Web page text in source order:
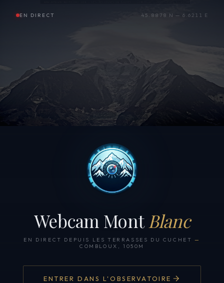
EN DIRECT 45.8878 N — 6.6211 E
Webcam Mont Blanc
EN DIRECT DEPUIS LES TERRASSES DU CUCHET —
COMBLOUX, 1050M
ENTRER DANS L'OBSERVATOIRE